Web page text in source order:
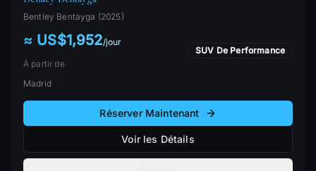
Bentley Bentayga (2025 )
≈ US$1,952/jour
À partir de
SUV De Performance
Madrid
Réserver Maintenant
Voir les Détails